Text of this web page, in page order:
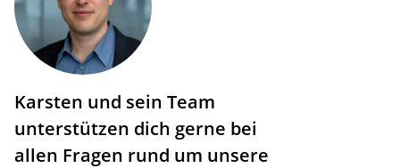
Karsten und sein Team
unterstützen dich gerne bei
allen Fragen rund um unsere